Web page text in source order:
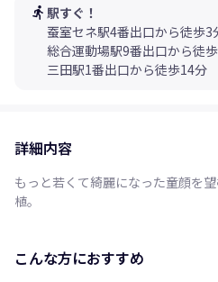
directions_run 駅すぐ！
蚕室セネ駅4番出口から徒歩3
総合運動場駅9番出口から徒
三田駅1番出口から徒歩14分
詳細内容
もっと若くて綺麗になった童顔を
植。
こんな方におすすめ